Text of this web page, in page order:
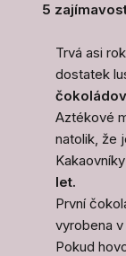
5
Trvá asi
dostatek
Aztékové
natolik, že
let.
První
vyrobena
Pokud